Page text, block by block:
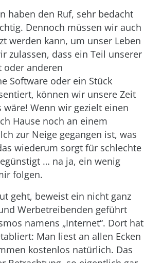
haben den Ruf, sehr bedacht
Dennoch müssen wir auch
werden kann, um unser Leben
zulassen, dass ein Teil unserer
oder anderen
Software oder ein Stück
können wir unsere Zeit
Wenn wir gezielt einen
Hause noch an einem
zur Neige gegangen ist, was
wiederum sorgt für schlechte
… na ja, ein wenig
folgen.
geht, beweist ein nicht ganz
Werbetreibenden geführt
namens „Internet“. Dort hat
Man liest an allen Ecken
kostenlos natürlich. Das